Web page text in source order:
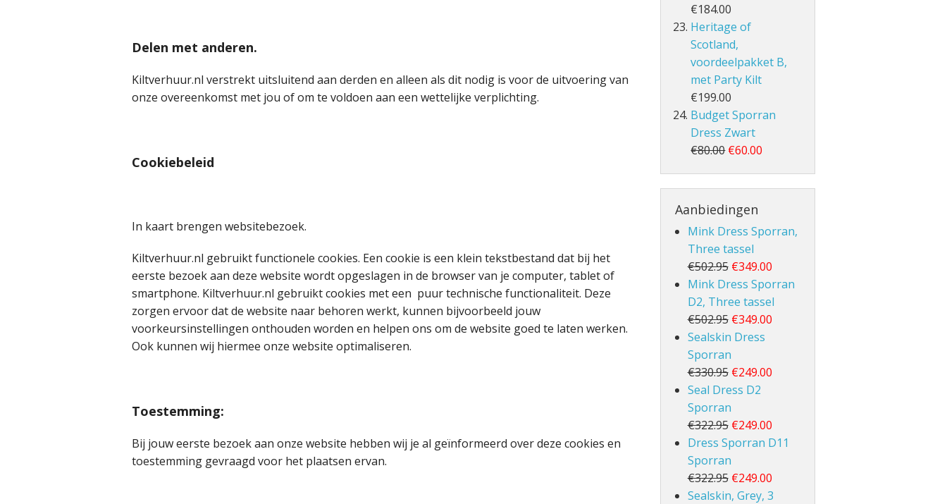
Delen met anderen.
Kiltverhuur.nl verstrekt uitsluitend aan derden en alleen als dit nodig is voor de uitvoering van
onze overeenkomst met jou of om te voldoen aan een wettelijke verplichting.
Cookiebeleid
In kaart brengen websitebezoek.
Kiltverhuur.nl gebruikt functionele cookies. Een cookie is een klein tekstbestand dat bij het
eerste bezoek aan deze website wordt opgeslagen in de browser van je computer, tablet of
smartphone. Kiltverhuur.nl gebruikt cookies met een puur technische functionaliteit. Deze
zorgen ervoor dat de website naar behoren werkt, kunnen bijvoorbeeld jouw
voorkeursinstellingen onthouden worden en helpen ons om de website goed te laten werken.
Ook kunnen wij hiermee onze website optimaliseren.
Toestemming:
Bij jouw eerste bezoek aan onze website hebben wij je al geïnformeerd over deze cookies en
toestemming gevraagd voor het plaatsen ervan.
€184.00
Heritage of
Scotland,
voordeelpakket B,
met Party Kilt
€199.00
Budget Sporran
Dress Zwart
€80.00 €60.00
Aanbiedingen
Mink Dress Sporran,
Three tassel
€502.95 €349.00
Mink Dress Sporran
D2, Three tassel
€502.95 €349.00
Sealskin Dress
Sporran
€330.95 €249.00
Seal Dress D2
Sporran
€322.95 €249.00
Dress Sporran D11
Sporran
€322.95 €249.00
Sealskin, Grey, 3